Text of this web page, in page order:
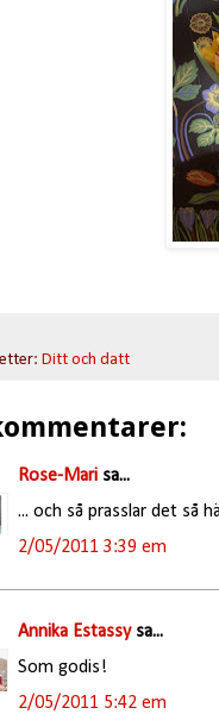
Ditt och datt
Rose-Marisa...
... och så prasslar det så
2/05/2011 3:39 em
Annika Estassysa...
Som godis!
2/05/2011 5:42 em